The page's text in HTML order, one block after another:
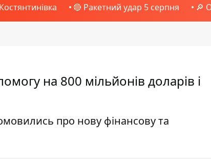
🔴 Ракетний удар 5 серпня 🔎
на 800 мільйонів доларів і
про нову фінансову та